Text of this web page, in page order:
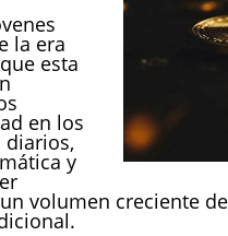
la era
esta
en los
diarios,
y
volumen creciente